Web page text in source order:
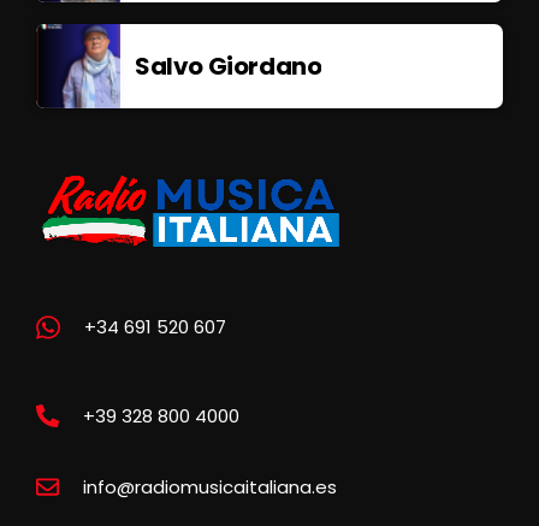
Salvo Giordano
+34 691 520 607
+39 328 800 4000
info@radiomusicaitaliana.es